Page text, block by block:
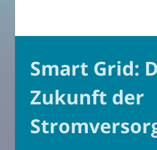
Smart Grid:
Zukunft der